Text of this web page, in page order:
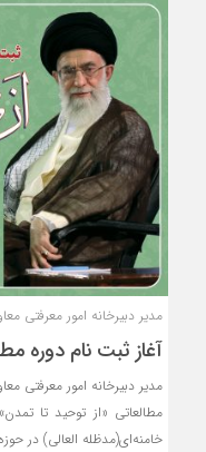
مدیر دبیرخانه امور معرفتی
آغاز ثبت نام دوره
مدیر دبیرخانه امور معرفتی
مطالعاتی «از توحید تا
خامنه‌ای(مدظله العالی) در